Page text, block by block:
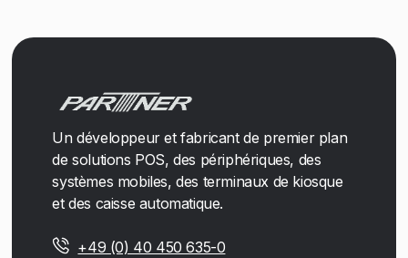
Un développeur et fabricant de premier plan
de solutions POS, des périphériques, des
systèmes mobiles, des terminaux de kiosque
et des caisse automatique.
+49 (0) 40 450 635-0